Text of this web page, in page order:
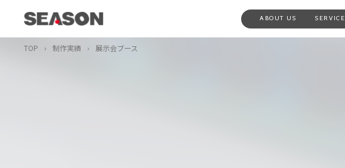
ABOUT US SERVICE
TOP › 制作実績 › 展示会ブース